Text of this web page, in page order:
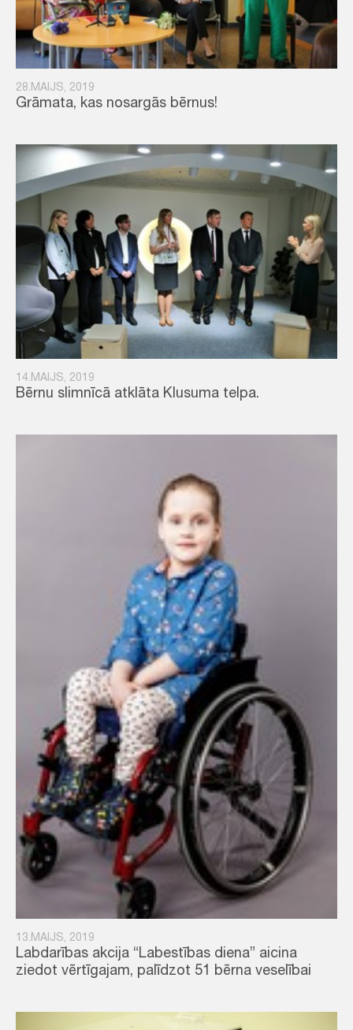
28.MAIJS, 2019
Grāmata, kas nosargās bērnus!
14.MAIJS, 2019
Bērnu slimnīcā atklāta Klusuma telpa.
13.MAIJS, 2019
Labdarības akcija “Labestības diena” aicina
ziedot vērtīgajam, palīdzot 51 bērna veselībai